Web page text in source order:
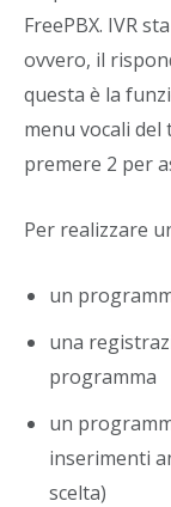
FreePBX. IVR
ovvero, il
questa è la
menu vocali
premere 2 per
Per realizzare
un
una
programma
un
inserimenti
scelta)